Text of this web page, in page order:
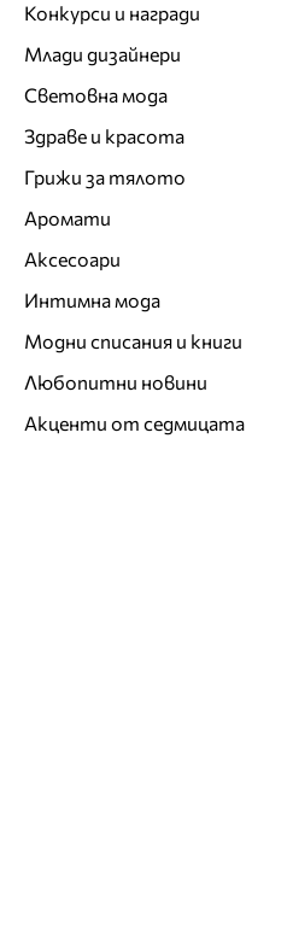
Конкурси и награди
Млади дизайнери
Световна мода
Здраве и красота
Грижи за тялото
Аромати
Аксесоари
Интимна мода
Модни списания и книги
Любопитни новини
Акценти от седмицата